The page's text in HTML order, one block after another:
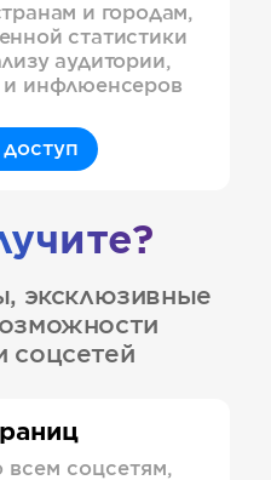
и городам,
статистики
аудитории,
и инфлюенсеров
доступ
эксклюзивные
соцсетей
соцсетям,